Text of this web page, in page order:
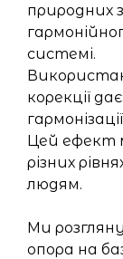
природних
системі.
корекції
Цей ефект
різних
людям.
Ми
опора на